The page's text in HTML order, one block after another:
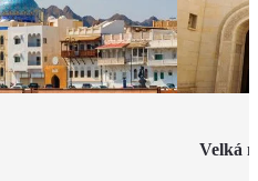
Velká